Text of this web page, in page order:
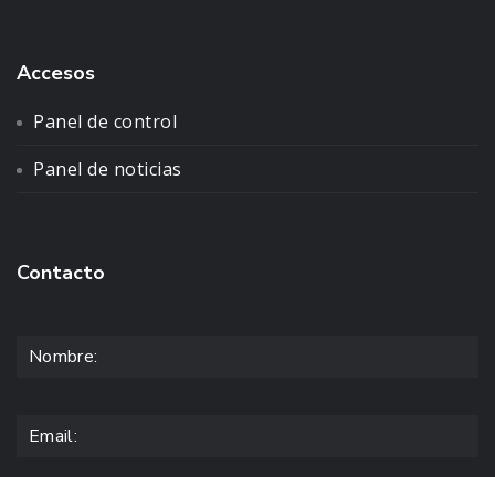
Accesos
Panel de control
Panel de noticias
Contacto